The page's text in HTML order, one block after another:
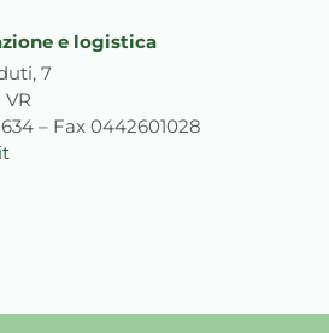
e logistica
7
VR
– Fax 0442601028